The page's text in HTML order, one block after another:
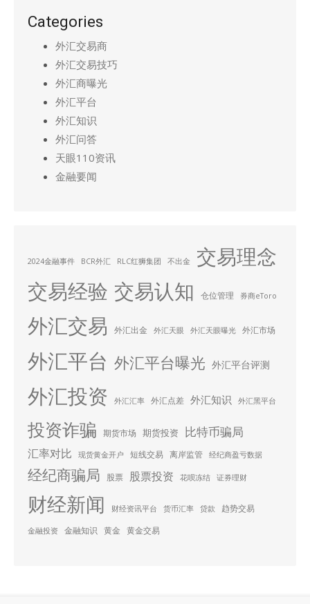
Categories
外汇交易商
外汇交易技巧
外汇商曝光
外汇平台
外汇知识
外汇问答
天眼110资讯
金融要闻
2024金融事件 BCR外汇 RLC红狮集团 不出金
交易理念
交易经验 交易认知 仓位管理 券商eToro
外汇交易 外汇出金 外汇天眼 外汇天眼曝光 外汇市场
外汇平台 外汇平台曝光 外汇平台评测
外汇投资 外汇汇率 外汇点差 外汇知识 外汇黑平台
投资诈骗 期货市场 期货投资 比特币骗局
汇率对比 现货黄金开户 短线交易 离岸监管 经纪商盈亏数据
经纪商骗局 股票 股票投资 花呗冻结 证券理财
财经新闻 财经资讯平台 货币汇率 贷款 趋势交易
金融投资 金融知识 黄金 黄金交易